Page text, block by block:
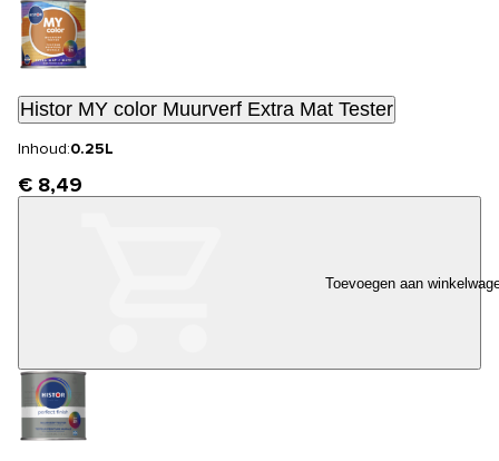
Histor MY color Muurverf Extra Mat Tester
Inhoud:0.25L
€ 8,49
Toevoegen aan